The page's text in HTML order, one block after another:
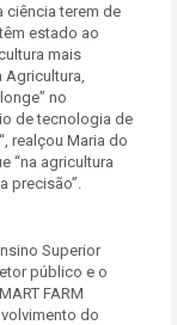
ciência terem de
estado ao
mais
Agricultura,
no
de tecnologia de
realçou Maria do
“na agricultura
precisão”.
Superior
público e o
FARM
do